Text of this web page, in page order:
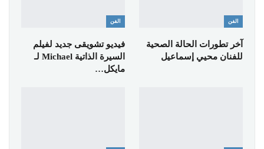
الفن
آخر تطورات الحالة الصحية
للفنان محيي إسماعيل
الفن
فيديو تشويقى جديد لفيلم
السيرة الذاتية Michael لـ
مايكل…